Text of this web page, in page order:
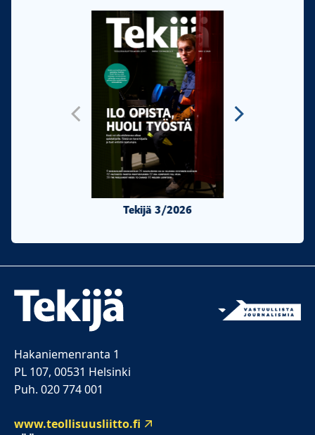
Tekijä 3/2026
Hakaniemenranta 1
PL 107, 00531 Helsinki
Puh. 020 774 001
www.teollisuusliitto.fi